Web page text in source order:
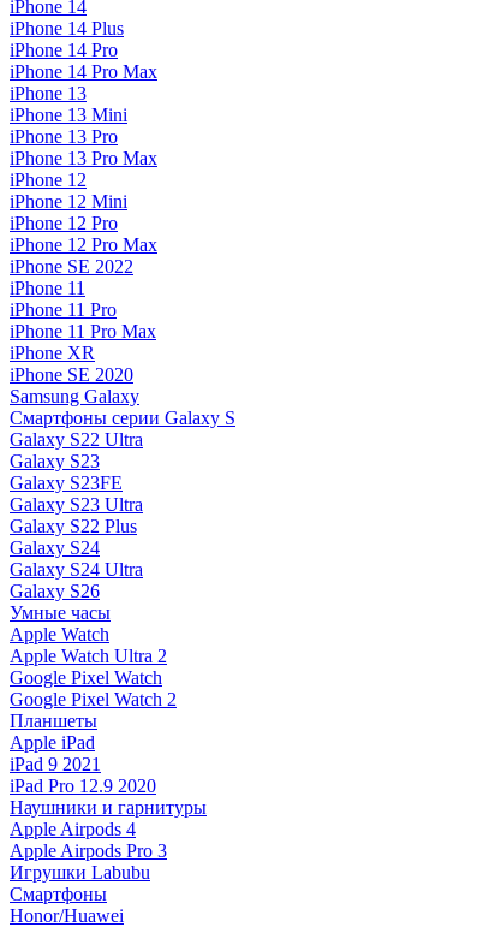
iPhone 14
iPhone 14 Plus
iPhone 14 Pro
iPhone 14 Pro Max
iPhone 13
iPhone 13 Mini
iPhone 13 Pro
iPhone 13 Pro Max
iPhone 12
iPhone 12 Mini
iPhone 12 Pro
iPhone 12 Pro Max
iPhone SE 2022
iPhone 11
iPhone 11 Pro
iPhone 11 Pro Max
iPhone XR
iPhone SE 2020
Samsung Galaxy
Смартфоны серии Galaxy S
Galaxy S22 Ultra
Galaxy S23
Galaxy S23FE
Galaxy S23 Ultra
Galaxy S22 Plus
Galaxy S24
Galaxy S24 Ultra
Galaxy S26
Умные часы
Apple Watch
Apple Watch Ultra 2
Google Pixel Watch
Google Pixel Watch 2
Планшеты
Apple iPad
iPad 9 2021
iPad Pro 12.9 2020
Наушники и гарнитуры
Apple Airpods 4
Apple Airpods Pro 3
Игрушки Labubu
Смартфоны
Honor/Huawei